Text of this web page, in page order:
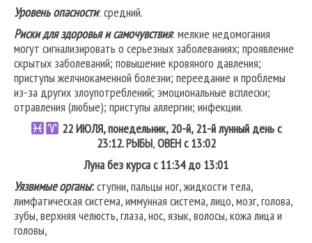
Уровень опасности: средний.
Риски для здоровья и самочувствия: мелкие недомогания
могут сигнализировать о серьезных заболеваниях; проявление
скрытых заболеваний; повышение кровяного давления;
приступы желчнокаменной болезни; переедание и проблемы
из-за других злоупотреблений; эмоциональные всплески;
отравления (любые); приступы аллергии; инфекции.
22ИЮЛЯ, понедельник, 20-й, 21-й лунный день с
23:12.РЫБЫ,ОВЕНс 13:02
Луна без курса с 11:34 до 13:01
Уязвимые органы:ступни, пальцы ног, жидкости тела,
лимфатическая система, иммунная система, лицо, мозг, голова,
зубы, верхняя челюсть, глаза, нос, язык, волосы, кожа лица и
головы,